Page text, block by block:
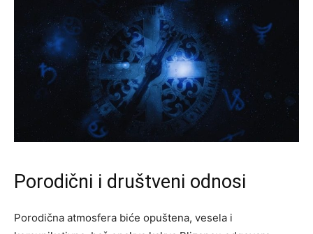
Porodični i društveni odnosi
Porodična atmosfera biće opuštena, vesela i